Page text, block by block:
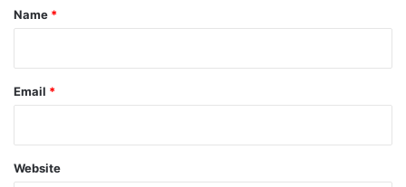
*
Name *
Email *
Website